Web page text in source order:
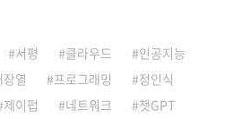
서평 클라우드
인공지능
장열 프로그래밍
정인식
제이펍 네트워크
챗GPT